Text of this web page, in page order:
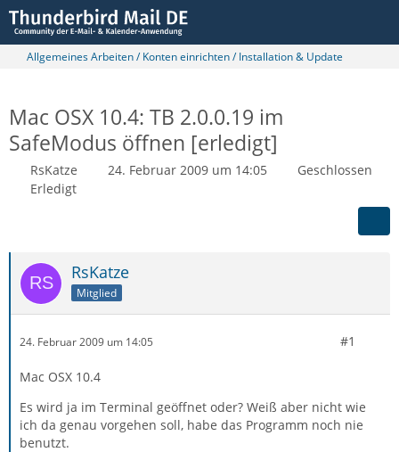
Allgemeines Arbeiten / Konten einrichten / Installation & Update
Mac OSX 10.4: TB 2.0.0.19 im
SafeModus öffnen [erledigt]
RsKatze 24. Februar 2009 um 14:05
Geschlossen
Erledigt
RsKatze
Mitglied
24. Februar 2009 um 14:05 #1
Mac OSX 10.4
Es wird ja im Terminal geöffnet oder? Weiß aber nicht wie
ich da genau vorgehen soll, habe das Programm noch nie
benutzt.